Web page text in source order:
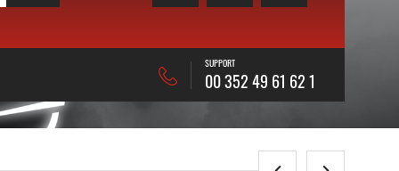
SUPPORT
00 352 49 61 62 1